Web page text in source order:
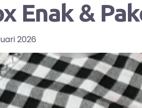
Enak &
2026